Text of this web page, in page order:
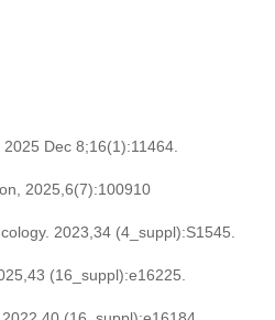
Dec 8;16(1):11464.
2025,6(7):100910
2023,34 (4_suppl):S1545.
(16_suppl):e16225.